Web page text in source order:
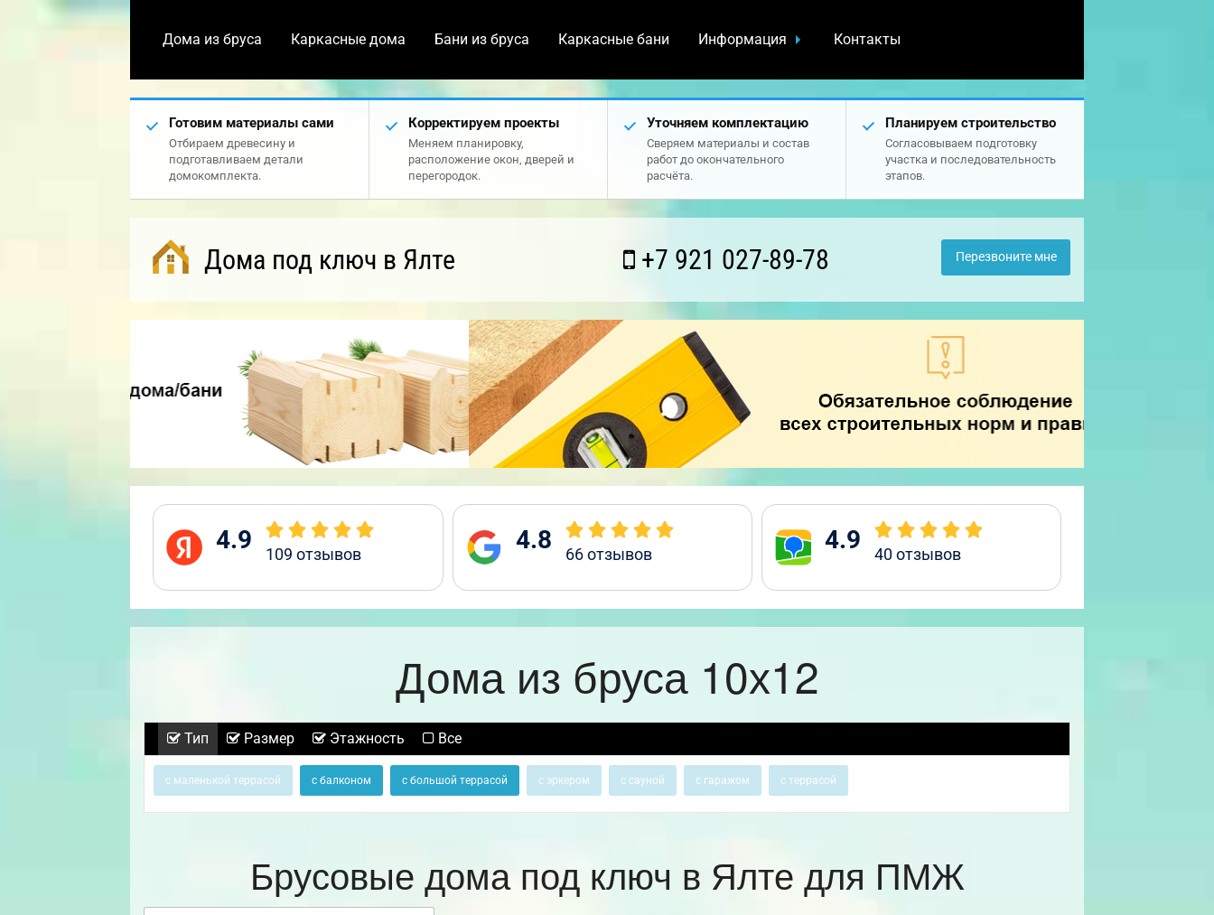
Дома из бруса Каркасные дома Бани из бруса Каркасные бани Информация Контакты
Готовим материалы сами
Отбираем древесину и
подготавливаем детали
домокомплекта.
Корректируем проекты
Меняем планировку,
расположение окон, дверей и
перегородок.
Уточняем комплектацию
Сверяем материалы и состав
работ до окончательного
расчёта.
Планируем строительство
Согласовываем подготовку
участка и последовательность
этапов.
Дома под ключ в Ялте +7 921 027-89-78 Перезвоните мне
4.9 109 отзывов 4.8 66отзывов 4.9 40отзывов
Дома из бруса 10х12
Тип Размер Этажность Все
с маленькой террасой с балконом с большой террасой с эркером с сауной с гаражом с террасой
Брусовые дома под ключ в Ялте для ПМЖ